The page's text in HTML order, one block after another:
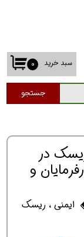
جستجو
۰ سبد خرید
در
و
ایمنی، ریسک